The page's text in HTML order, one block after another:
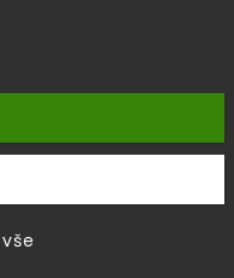
|MarketingDOKTOR